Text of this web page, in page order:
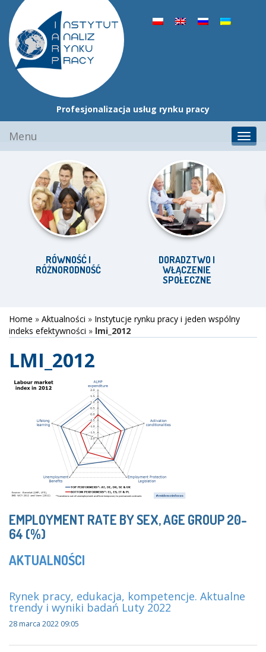
Profesjonalizacja usług rynku pracy
treści
Menu
RÓWNOŚĆ I
RÓŻNORODNOŚĆ
DORADZTWO I
WŁĄCZENIE
SPOŁECZNE
Home » Aktualności » Instytucje rynku pracy i jeden wspólny
indeks efektywności » lmi_2012
LMI_2012
EMPLOYMENT RATE BY SEX, AGE GROUP 20-
64 (%)
AKTUALNOŚCI
Rynek pracy, edukacja, kompetencje. Aktualne
trendy i wyniki badań Luty 2022
28 marca 2022 09:05